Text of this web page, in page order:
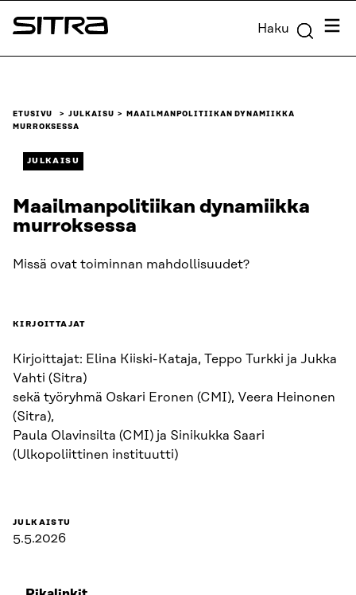
Siirry
suoraan
Sitra Haku
ETUSIVU JULKAISU
MAAILMANPOLITIIKAN DYNAMIIKKA
MURROKSESSA
JULKAISU
Maailmanpolitiikan dynamiikka
murroksessa
Missä ovat toiminnan mahdollisuudet?
KIRJOITTAJAT
Kirjoittajat: Elina Kiiski-Kataja, Teppo Turkki ja Jukka
Vahti (Sitra)
sekä työryhmä Oskari Eronen (CMI), Veera Heinonen
(Sitra),
Paula Olavinsilta (CMI) ja Sinikukka Saari
(Ulkopoliittinen instituutti)
JULKAISTU
5.5.2026